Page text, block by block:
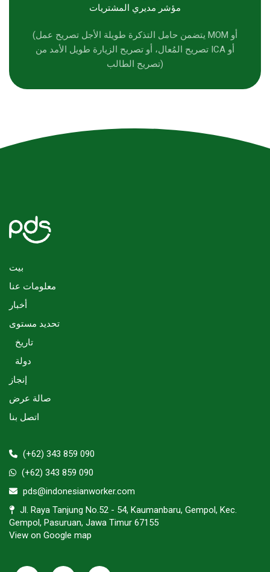
مؤشر مديري المشتريات
(يتضمن حامل التذكرة طويلة الأجل تصريح عمل MOM أو
تصريح المُعال، أو تصريح الزيارة طويل الأمد من ICA أو
تصريح الطالب)
بيت
معلومات عنا
أخبار
تحديد مستوى
تاريخ
دولة
إنجاز
صالة عرض
اتصل بنا
(+62) 343 859 090
(+62) 343 859 090
pds@indonesianworker.com
Jl. Raya Tanjung No.52 - 54, Kaumanbaru, Gempol, Kec.
Gempol, Pasuruan, Jawa Timur 67155
View on Google map